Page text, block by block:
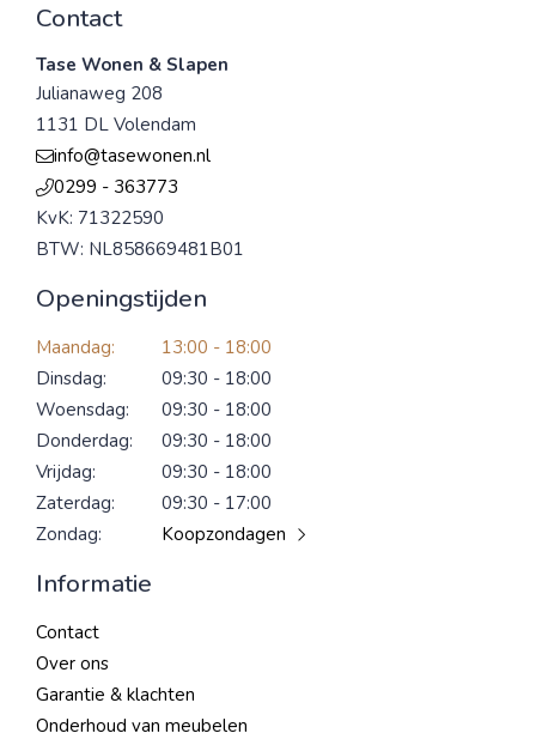
Contact
Tase Wonen & Slapen
Julianaweg 208
1131 DL Volendam
info@tasewonen.nl
0299 - 363773
KvK: 71322590
BTW: NL858669481B01
Openingstijden
Maandag:
13:00 - 18:00
Dinsdag:
09:30 - 18:00
Woensdag:
09:30 - 18:00
Donderdag:
09:30 - 18:00
Vrijdag:
09:30 - 18:00
Zaterdag:
09:30 - 17:00
Zondag:
Koopzondagen
Informatie
Contact
Over ons
Garantie & klachten
Onderhoud van meubelen